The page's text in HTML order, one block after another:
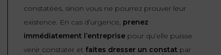
constatées, sinon vous ne pourrez prouver leur
existence. En cas d’urgence, prenez
immédiatement l’entreprise pour qu’elle puisse
venir constater et faites dresser un constat par